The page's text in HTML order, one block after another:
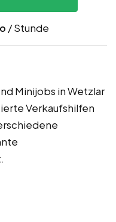
/ Stunde
Minijobs in Wetzlar
Verkaufshilfen